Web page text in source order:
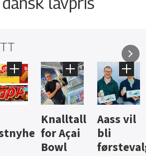
vil
Brus og
jus fra
Berentsen
Hard
iste fra
Hansa